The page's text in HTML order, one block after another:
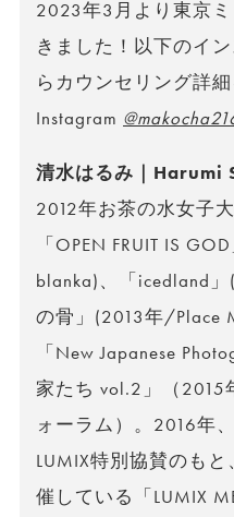
2023年3月より東京
きました！以下のイ
らカウンセリング詳
Instagram
清水はるみ｜Harumi
2012年お茶の水女子
「OPEN FRUIT IS
blanka)、「icedland
の骨」(2013年/Place
「New Japanese
家たち vol.2」（
ォーラム）。2016年
LUMIX特別協賛のも
催している「LUMIX